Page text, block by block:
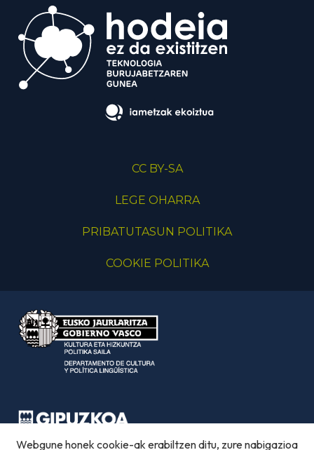
CC BY-SA
LEGE OHARRA
PRIBATUTASUN POLITIKA
COOKIE POLITIKA
Webgune honek cookie-ak erabiltzen ditu, zure nabigazioa